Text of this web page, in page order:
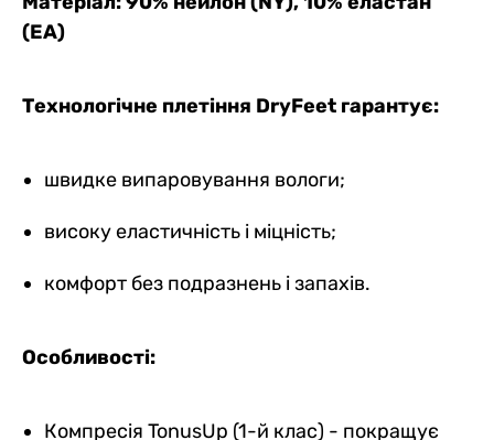
(EA)
Технологічне плетіння DryFeet гарантує:
швидке випаровування вологи;
високу еластичність і міцність;
комфорт без подразнень і запахів.
Особливості:
Компресія TonusUp (1-й клас) - покращує